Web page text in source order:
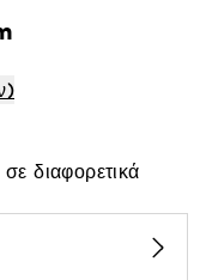
διαφορετικά